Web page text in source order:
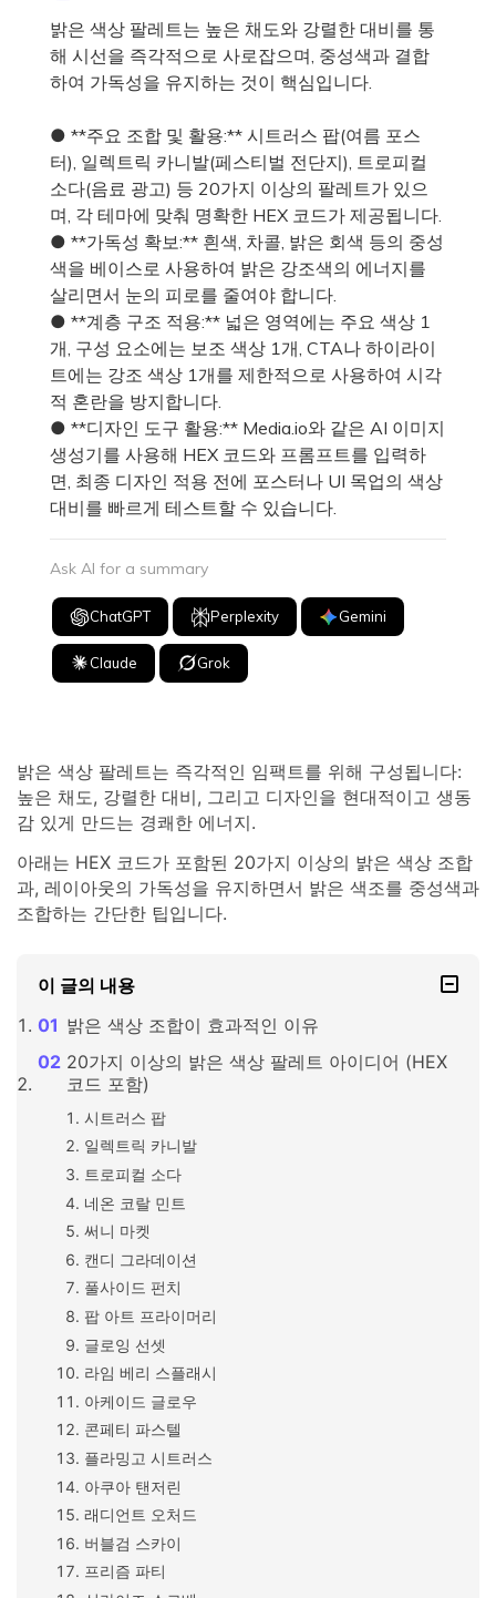
밝은 색상 팔레트는 높은 채도와 강렬한 대비를 통
해 시선을 즉각적으로 사로잡으며, 중성색과 결합
하여 가독성을 유지하는 것이 핵심입니다.
● **주요 조합 및 활용:** 시트러스 팝(여름 포스
터), 일렉트릭 카니발(페스티벌 전단지), 트로피컬
소다(음료 광고) 등 20가지 이상의 팔레트가 있으
며, 각 테마에 맞춰 명확한 HEX 코드가 제공됩니다.
● **가독성 확보:** 흰색, 차콜, 밝은 회색 등의 중성
색을 베이스로 사용하여 밝은 강조색의 에너지를
살리면서 눈의 피로를 줄여야 합니다.
● **계층 구조 적용:** 넓은 영역에는 주요 색상 1
개, 구성 요소에는 보조 색상 1개, CTA나 하이라이
트에는 강조 색상 1개를 제한적으로 사용하여 시각
적 혼란을 방지합니다.
● **디자인 도구 활용:** Media.io와 같은 AI 이미지
생성기를 사용해 HEX 코드와 프롬프트를 입력하
면, 최종 디자인 적용 전에 포스터나 UI 목업의 색상
대비를 빠르게 테스트할 수 있습니다.
Ask AI for a summary
ChatGPT Perplexity Gemini
Claude Grok
밝은 색상 팔레트는 즉각적인 임팩트를 위해 구성됩니다:
높은 채도, 강렬한 대비, 그리고 디자인을 현대적이고 생동
감 있게 만드는 경쾌한 에너지.
아래는 HEX 코드가 포함된 20가지 이상의 밝은 색상 조합
과, 레이아웃의 가독성을 유지하면서 밝은 색조를 중성색과
조합하는 간단한 팁입니다.
이 글의 내용
밝은 색상 조합이 효과적인 이유
20가지 이상의 밝은 색상 팔레트 아이디어 (HEX
코드 포함)
시트러스 팝
일렉트릭 카니발
트로피컬 소다
네온 코랄 민트
써니 마켓
캔디 그라데이션
풀사이드 펀치
팝 아트 프라이머리
글로잉 선셋
라임 베리 스플래시
아케이드 글로우
콘페티 파스텔
플라밍고 시트러스
아쿠아 탠저린
래디언트 오처드
버블검 스카이
프리즘 파티